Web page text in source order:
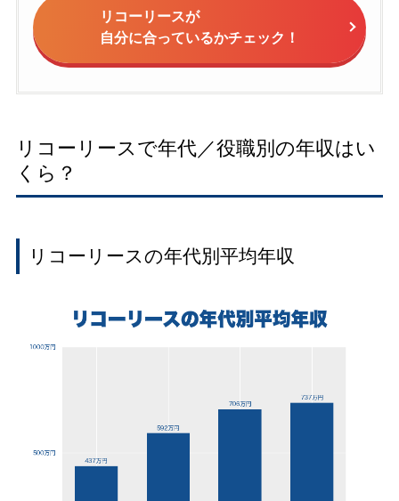
リコーリースが
自分に合っているかチェック！
リコーリースで年代／役職別の年収はい
くら？
リコーリースの年代別平均年収